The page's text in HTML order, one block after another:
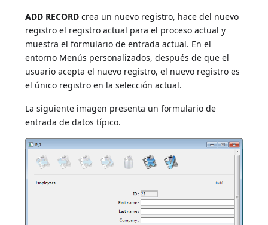
ADD RECORD crea un nuevo registro, hace del nuevo
registro el registro actual para el proceso actual y
muestra el formulario de entrada actual. En el
entorno Menús personalizados, después de que el
usuario acepta el nuevo registro, el nuevo registro es
el único registro en la selección actual.
La siguiente imagen presenta un formulario de
entrada de datos típico.